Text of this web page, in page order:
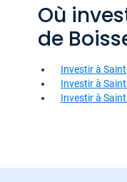
Où
de
Investir à
Investir à
Investir à